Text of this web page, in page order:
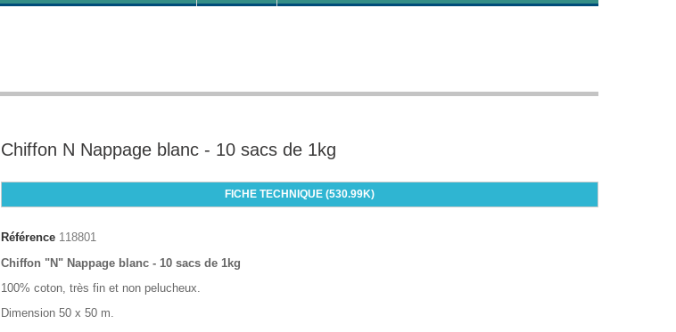
Chiffon N Nappage blanc - 10 sacs de 1kg
FICHE TECHNIQUE (530.99K)
Référence 118801
Chiffon "N" Nappage blanc - 10 sacs de 1kg
100% coton, très fin et non pelucheux.
Dimension 50 x 50 m.